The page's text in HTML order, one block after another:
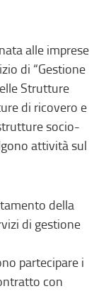
alle imprese
di “Gestione
Strutture
di ricovero e
socio-
attività sul
della
di gestione
partecipare i
con